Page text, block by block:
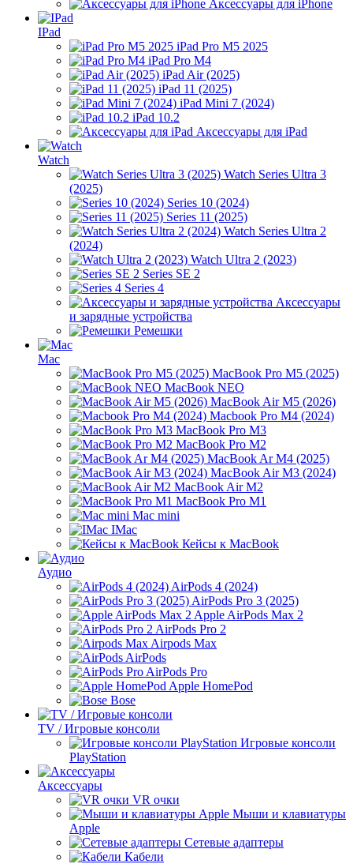
Аксессуары для iPhone
IPad
iPad Pro M5 2025
iPad Pro M4
iPad Air (2025)
iPad 11 (2025)
iPad Mini 7 (2024)
iPad 10.2
Аксессуары для iPad
Watch
Watch Series Ultra 3
(2025)
Series 10 (2024)
Series 11 (2025)
Watch Series Ultra 2
(2024)
Watch Ultra 2 (2023)
Series SE 2
Series 4
Аксессуары
и зарядные устройства
Ремешки
Mac
MacBook Pro M5 (2025)
MacBook NEO
MacBook Air M5 (2026)
Macbook Pro M4 (2024)
MacBook Pro M3
MacBook Pro M2
MacBook Ar M4 (2025)
MacBook Air M3 (2024)
MacBook Air M2
MacBook Pro M1
Mac mini
IMac
Кейсы к MacBook
Аудио
AirPods 4 (2024)
AirPods Pro 3 (2025)
Apple AirPods Max 2
AirPods Pro 2
Airpods Max
AirPods
AirPods Pro
Apple HomePod
Bose
TV / Игровые консоли
Игровые консоли
PlayStation
Аксессуары
VR очки
Мыши и клавиатуры
Apple
Сетевые адаптеры
Кабели